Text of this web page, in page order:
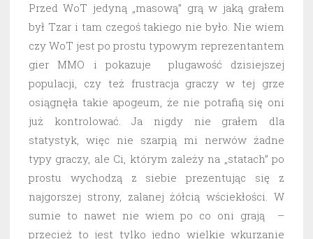
Przed WoT jedyną „masową” grą w jaką grałem
był Tzar i tam czegoś takiego nie było. Nie wiem
czy WoT jest po prostu typowym reprezentantem
gier MMO i pokazuje plugawość dzisiejszej
populacji, czy też frustracja graczy w tej grze
osiągnęła takie apogeum, że nie potrafią się oni
już kontrolować. Ja nigdy nie grałem dla
statystyk, więc nie szarpią mi nerwów żadne
typy graczy, ale Ci, którym zależy na „statach” po
prostu wychodzą z siebie prezentując się z
najgorszej strony, zalanej żółcią wściekłości. W
sumie to nawet nie wiem po co oni grają –
przecież to jest tylko jedno wielkie wkurzanie